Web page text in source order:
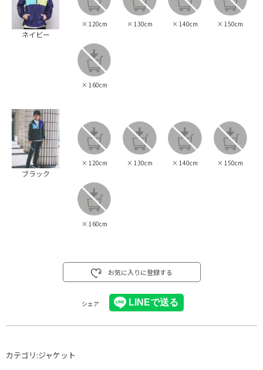
ネイビー
× 120cm × 130cm × 140cm × 150cm
× 160cm
ブラック
× 120cm × 130cm × 140cm × 150cm
× 160cm
お気に入りに登録する
シェア
カテゴリ:ジャケット